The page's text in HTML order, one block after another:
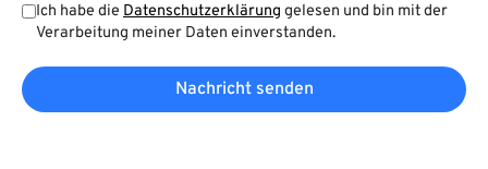
Ich habe die Datenschutzerklärung gelesen und bin mit der
Verarbeitung meiner Daten einverstanden.
Nachricht senden